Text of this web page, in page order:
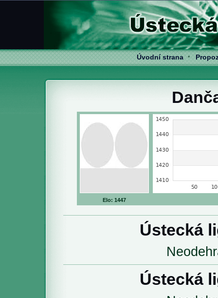
Úvodní strana*
Elo: 1447
Ústecká
Ústecká